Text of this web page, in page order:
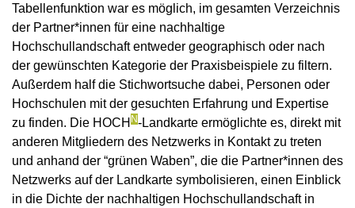
Tabellenfunktion war es möglich, im gesamten Verzeichnis
der Partner*innen für eine nachhaltige
Hochschullandschaft entweder geographisch oder nach
der gewünschten Kategorie der Praxisbeispiele zu filtern.
Außerdem half die Stichwortsuche dabei, Personen oder
Hochschulen mit der gesuchten Erfahrung und Expertise
zu finden. Die HOCH N-Landkarte ermöglichte es, direkt mit
anderen Mitgliedern des Netzwerks in Kontakt zu treten
und anhand der “grünen Waben”, die die Partner*innen des
Netzwerks auf der Landkarte symbolisieren, einen Einblick
in die Dichte der nachhaltigen Hochschullandschaft in